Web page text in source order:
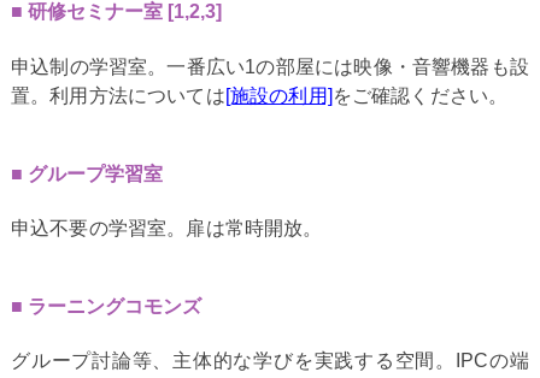
研修セミナー室 [1,2,3]
申込制の学習室。一番広い1の部屋には映像・音響機器も設
置。利用方法については[施設の利用] をご確認ください。
グループ学習室
申込不要の学習室。扉は常時開放。
ラーニングコモンズ
グループ討論等、主体的な学びを実践する空間。IPCの端